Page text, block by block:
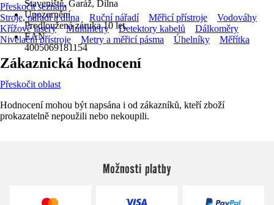
Staveniště, Garáž, Dílna
Upozornění
Prodloužená záruka 10 let.
EAN
4005069181154
Přeskočit seznam
Stroje, nářadí a dílna
Ruční nářadí Měřicí přístroje
Vodováhy
Křížové lasery
Multimetry Detektory kabelů
Dálkoměry
Nivelační přístroje
Metry a měřicí pásma Úhelníky Měřítka
Zákaznická hodnocení
Přeskočit oblast
Hodnocení mohou být napsána i od zákazníků, kteří zboží
prokazatelně nepoužili nebo nekoupili.
Možnosti platby